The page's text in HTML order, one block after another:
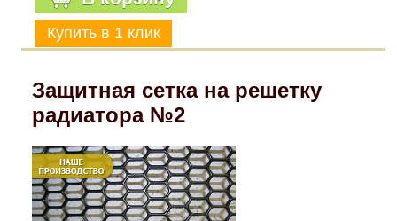
Защитная сетка на решетку
радиатора №2